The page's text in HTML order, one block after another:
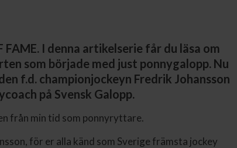
FAME. I denna artikelserie får du läsa om
som började med just ponnygalopp. Nu
f.d. championjockeyn Fredrik Johansson
på Svensk Galopp.
från min tid som ponnyryttare.
för er alla känd som Sverige främsta jockey